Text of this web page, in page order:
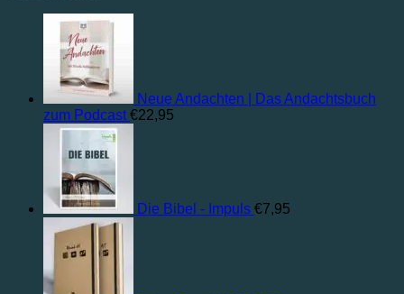
Neue Andachten | Das Andachtsbuch
zum Podcast €22,95
Die Bibel - Impuls €7,95